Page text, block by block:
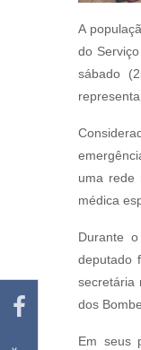
A
do
sábado
uma rede
médica
Durante
deputado
secretária
dos
Em seus